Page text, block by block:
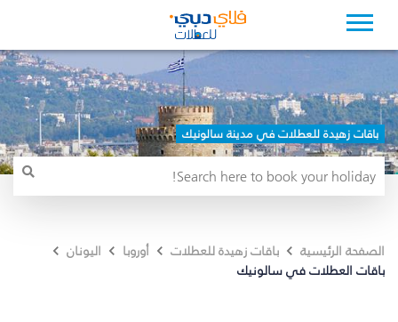
باقات زهيدة للعطلات في مدينة سالونيك
الصفحة الرئيسية باقات زهيدة للعطلات أوروبا
اليونان
باقات العطلات في سالونيك